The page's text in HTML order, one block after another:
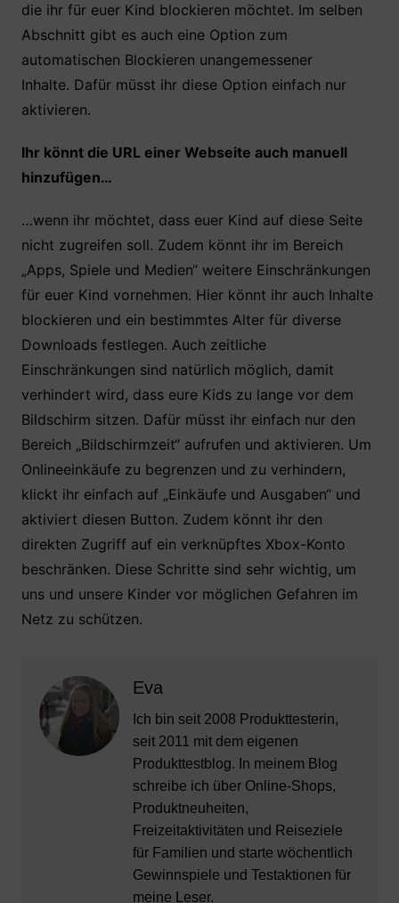
die ihr für euer Kind blockieren möchtet. Im selben
Abschnitt gibt es auch eine Option zum
automatischen Blockieren unangemessener
Inhalte. Dafür müsst ihr diese Option einfach nur
aktivieren.
Ihr könnt die URL einer Webseite auch manuell
hinzufügen…
…wenn ihr möchtet, dass euer Kind auf diese Seite
nicht zugreifen soll. Zudem könnt ihr im Bereich
„Apps, Spiele und Medien“ weitere Einschränkungen
für euer Kind vornehmen. Hier könnt ihr auch Inhalte
blockieren und ein bestimmtes Alter für diverse
Downloads festlegen. Auch zeitliche
Einschränkungen sind natürlich möglich, damit
verhindert wird, dass eure Kids zu lange vor dem
Bildschirm sitzen. Dafür müsst ihr einfach nur den
Bereich „Bildschirmzeit“ aufrufen und aktivieren. Um
Onlineeinkäufe zu begrenzen und zu verhindern,
klickt ihr einfach auf „Einkäufe und Ausgaben“ und
aktiviert diesen Button. Zudem könnt ihr den
direkten Zugriff auf ein verknüpftes Xbox-Konto
beschränken. Diese Schritte sind sehr wichtig, um
uns und unsere Kinder vor möglichen Gefahren im
Netz zu schützen.
Eva
Ich bin seit 2008 Produkttesterin,
seit 2011 mit dem eigenen
Produkttestblog. In meinem Blog
schreibe ich über Online-Shops,
Produktneuheiten,
Freizeitaktivitäten und Reiseziele
für Familien und starte wöchentlich
Gewinnspiele und Testaktionen für
meine Leser.